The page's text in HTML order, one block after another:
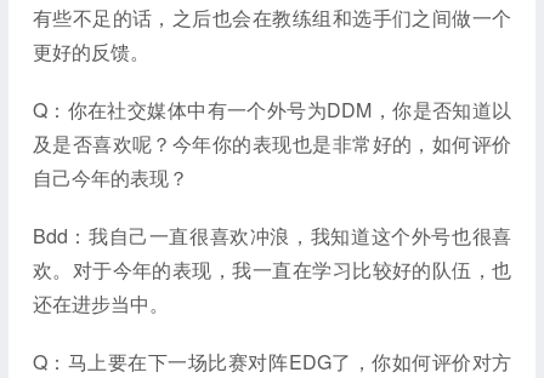
有些不足的话，之后也会在教练组和选手们之间做一个
更好的反馈。
Q：你在社交媒体中有一个外号为DDM，你是否知道以
及是否喜欢呢？今年你的表现也是非常好的，如何评价
自己今年的表现？
Bdd：我自己一直很喜欢冲浪，我知道这个外号也很喜
欢。对于今年的表现，我一直在学习比较好的队伍，也
还在进步当中。
Q：马上要在下一场比赛对阵EDG了，你如何评价对方